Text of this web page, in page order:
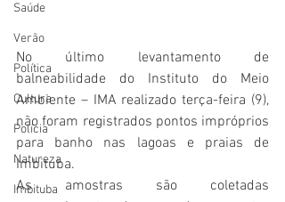
Saúde
Verão
Política
Cultura
Polícia
Natureza
Imbituba
No último levantamento de
balneabilidade do Instituto do Meio
Ambiente – IMA realizado terça-feira (9),
não foram registrados pontos impróprios
para banho nas lagoas e praias de
Imbituba.
As amostras são coletadas